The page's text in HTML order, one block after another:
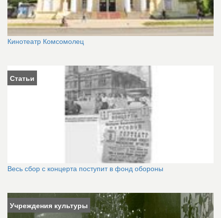
Кинотеатр Комсомолец
Статьи
Весь сбор с концерта поступит в фонд обороны
Учреждения культуры